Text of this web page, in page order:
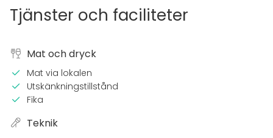
Tjänster och faciliteter
Mat och dryck
Mat via lokalen
Utskänkningstillstånd
Fika
Teknik